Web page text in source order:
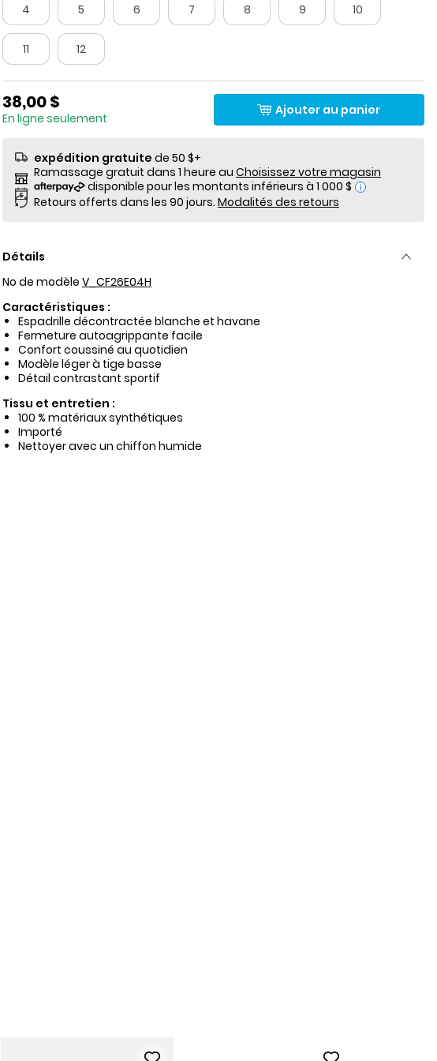
4 5 6 7 8 9 10
11 12
38,00 $
En ligne seulement
Ajouter au panier
expédition gratuite de 50 $+
Ramassage gratuit dans 1 heure au Choisissez votre magasin
i
Retours offerts dans les 90 jours. Modalités des retours
Détails
No de modèle V_CF26E04H
Caractéristiques :
Espadrille décontractée blanche et havane
Fermeture autoagrippante facile
Confort coussiné au quotidien
Modèle léger à tige basse
Détail contrastant sportif
Tissu et entretien :
100 % matériaux synthétiques
Importé
Nettoyer avec un chiffon humide